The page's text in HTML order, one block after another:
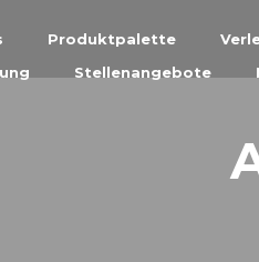
Produktpalette
Stellenangebote